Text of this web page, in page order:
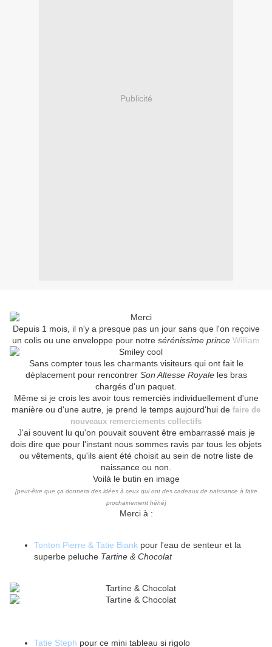
Publicité
Depuis 1 mois, il n'y a presque pas un jour sans que l'on reçoive
un colis ou une enveloppe pour notre sérénissime prince William
Sans compter tous les charmants visiteurs qui ont fait le
déplacement pour rencontrer Son Altesse Royaleles bras
chargés d'un paquet.
Même si je crois les avoir tous remerciés individuellement d'une
manière ou d'une autre, je prend le temps aujourd'hui de faire de
nouveaux remerciements collectifs
J'ai souvent lu qu'on pouvait souvent être embarrassé mais je
dois dire que pour l'instant nous sommes ravis par tous les objets
ou vêtements, qu'ils aient été choisit au sein de notre liste de
naissance ou non.
Voilà le butin en image
[peut-être que ça donnera des idées à ceux qui ont des cadeaux de naissance à faire
prochainement héhé]
Merci à :
Tonton Pierre & Tatie Biank pour l'eau de senteur et la
superbe peluche Tartine & Chocolat
Tatie Steph pour ce mini tableau si rigolo